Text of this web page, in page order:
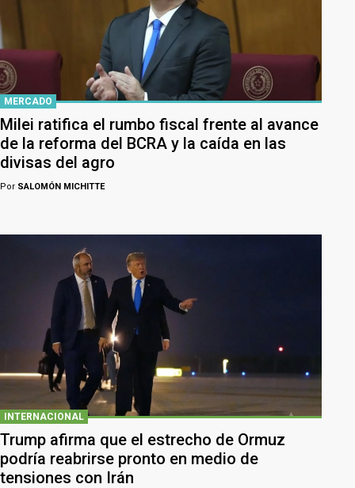
MERCADO
Milei ratifica el rumbo fiscal frente al avance
de la reforma del BCRA y la caída en las
divisas del agro
Por SALOMÓN MICHITTE
INTERNACIONAL
Trump afirma que el estrecho de Ormuz
podría reabrirse pronto en medio de
tensiones con Irán